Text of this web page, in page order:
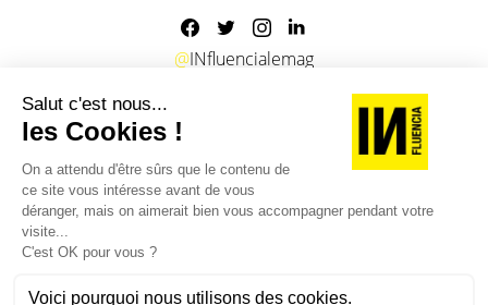
@INfluencialemag
Agence web:Novius